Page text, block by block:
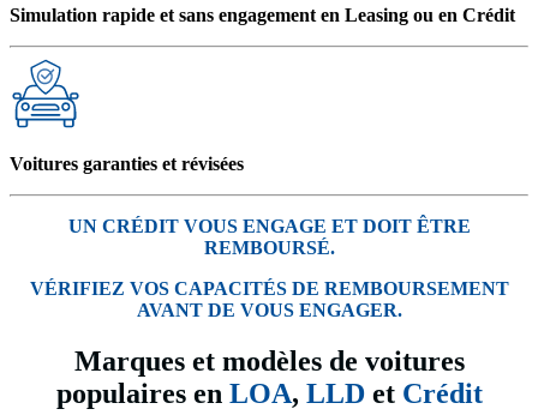
Simulation rapide et sans engagement en Leasing ou en Crédit
Voitures garanties et révisées
UN CRÉDIT VOUS ENGAGE ET DOIT ÊTRE
REMBOURSÉ.
VÉRIFIEZ VOS CAPACITÉS DE REMBOURSEMENT
AVANT DE VOUS ENGAGER.
Marques et modèles de voitures
populaires en LOA, LLD et Crédit